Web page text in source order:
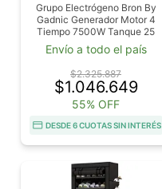
Grupo Electrógeno Bron By
Gadnic Generador Motor 4
Tiempo 7500W Tanque 25
Litros Gasolina 16 HP
Envío a todo el país
$2.325.887
$1.046.649
55% OFF
DESDE 6 CUOTAS SIN INTERÉS